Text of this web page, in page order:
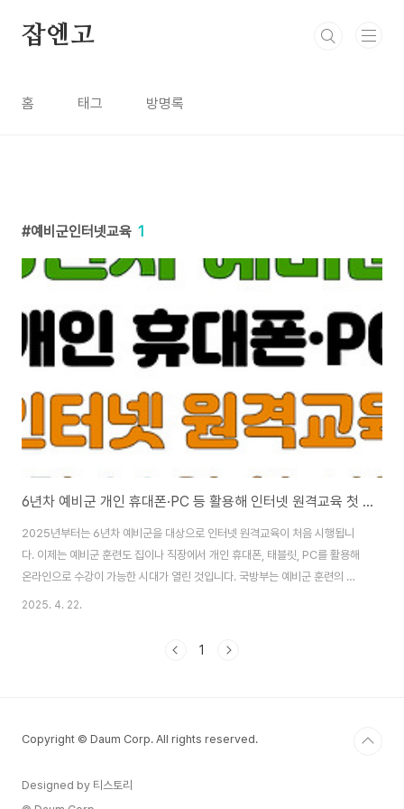
잡엔고
홈 태그 방명록
예비군인터넷교육 1
6년차 예비군 개인 휴대폰·PC 등 활용해 인터넷 원격교육 첫 시행
2025년부터는 6년차 예비군을 대상으로 인터넷 원격교육이 처음 시행됩니
다. 이제는 예비군 훈련도 집이나 직장에서 개인 휴대폰, 태블릿, PC를 활용해
온라인으로 수강이 가능한 시대가 열린 것입니다. 국방부는 예비군 훈련의 유
연성과 접근성을 높이기 위해 비대면 교육 체계를 점진적으로 확대해 나가고
로 이동해야 해 직장인이나 자영업자 예비군에게 불편이 많았습니다. 이러한
2025. 4. 22.
1
Copyright © Daum Corp. All rights reserved.
Designed by 티스토리